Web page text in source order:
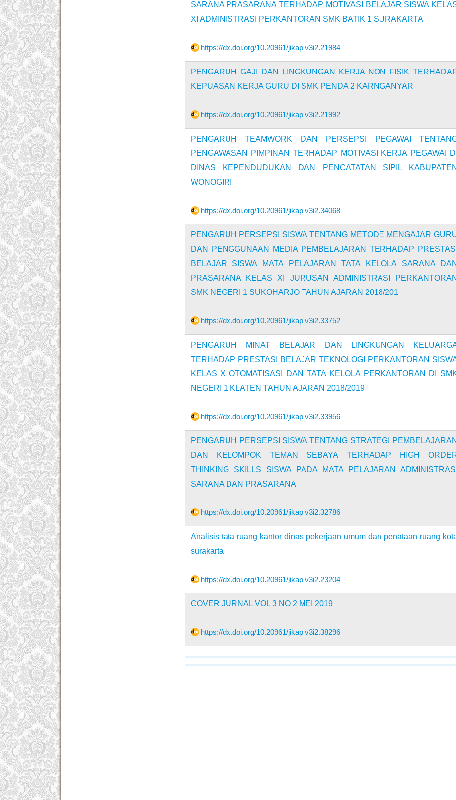
SARANA PRASARANA TERHADAP MOTIVASI BELAJAR SISWA
XI ADMINISTRASI PERKANTORAN SMK BATIK 1 SURAKARTA
https://dx.doi.org/10.20961/jikap.v3i2.21984
PENGARUH GAJI DAN LINGKUNGAN KERJA NON FISIK
KEPUASAN KERJA GURU DI SMK PENDA 2 KARNGANYAR
https://dx.doi.org/10.20961/jikap.v3i2.21992
PENGARUH TEAMWORK DAN PERSEPSI PEGAWAI
PENGAWASAN PIMPINAN TERHADAP MOTIVASI KERJA PEGAWAI DI
DINAS KEPENDUDUKAN DAN PENCATATAN SIPIL KABUPATEN
WONOGIRI
https://dx.doi.org/10.20961/jikap.v3i2.34068
PENGARUH PERSEPSI SISWA TENTANG METODE MENGAJAR
DAN PENGGUNAAN MEDIA PEMBELAJARAN TERHADAP PRESTASI
BELAJAR SISWA MATA PELAJARAN TATA KELOLA SARANA DAN
PRASARANA KELAS XI JURUSAN ADMINISTRASI PERKANTORAN
SMK NEGERI 1 SUKOHARJO TAHUN AJARAN 2018/201
https://dx.doi.org/10.20961/jikap.v3i2.33752
PENGARUH MINAT BELAJAR DAN LINGKUNGAN
TERHADAP PRESTASI BELAJAR TEKNOLOGI PERKANTORAN
KELAS X OTOMATISASI DAN TATA KELOLA PERKANTORAN DI
NEGERI 1 KLATEN TAHUN AJARAN 2018/2019
https://dx.doi.org/10.20961/jikap.v3i2.33956
PENGARUH PERSEPSI SISWA TENTANG STRATEGI PEMBELAJARAN
DAN KELOMPOK TEMAN SEBAYA TERHADAP HIGH
THINKING SKILLS SISWA PADA MATA PELAJARAN ADMINISTRASI
SARANA DAN PRASARANA
https://dx.doi.org/10.20961/jikap.v3i2.32786
Analisis tata ruang kantor dinas pekerjaan umum dan penataan ruang
surakarta
https://dx.doi.org/10.20961/jikap.v3i2.23204
COVER JURNAL VOL 3 NO 2 MEI 2019
https://dx.doi.org/10.20961/jikap.v3i2.38296